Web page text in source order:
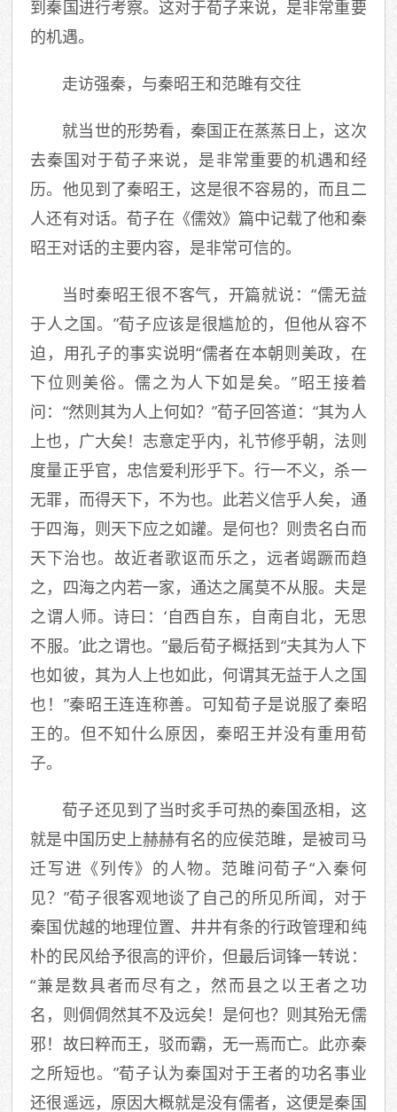
到秦国进行考察。这对于荀子来说，是非常重要
的机遇。
走访强秦，与秦昭王和范雎有交往
就当世的形势看，秦国正在蒸蒸日上，这次
去秦国对于荀子来说，是非常重要的机遇和经
历。他见到了秦昭王，这是很不容易的，而且二
人还有对话。荀子在《儒效》篇中记载了他和秦
昭王对话的主要内容，是非常可信的。
当时秦昭王很不客气，开篇就说：“儒无益
于人之国。”荀子应该是很尴尬的，但他从容不
迫，用孔子的事实说明“儒者在本朝则美政，在
下位则美俗。儒之为人下如是矣。”昭王接着
问：“然则其为人上何如？”荀子回答道：“其为人
上也，广大矣！志意定乎内，礼节修乎朝，法则
度量正乎官，忠信爱利形乎下。行一不义，杀一
无罪，而得天下，不为也。此若义信乎人矣，通
于四海，则天下应之如讙。是何也？则贵名白而
天下治也。故近者歌讴而乐之，远者竭蹶而趋
之，四海之内若一家，通达之属莫不从服。夫是
之谓人师。诗曰：‘自西自东，自南自北，无思
不服。’此之谓也。”最后荀子概括到“夫其为人下
也如彼，其为人上也如此，何谓其无益于人之国
也！”秦昭王连连称善。可知荀子是说服了秦昭
王的。但不知什么原因，秦昭王并没有重用荀
子。
荀子还见到了当时炙手可热的秦国丞相，这
就是中国历史上赫赫有名的应侯范雎，是被司马
迁写进《列传》的人物。范雎问荀子“入秦何
见？”荀子很客观地谈了自己的所见所闻，对于
秦国优越的地理位置、井井有条的行政管理和纯
朴的民风给予很高的评价，但最后词锋一转说：
“兼是数具者而尽有之，然而县之以王者之功
名，则倜倜然其不及远矣！是何也？则其殆无儒
邪！故曰粹而王，驳而霸，无一焉而亡。此亦秦
之所短也。”荀子认为秦国对于王者的功名事业
还很遥远，原因大概就是没有儒者，这便是秦国